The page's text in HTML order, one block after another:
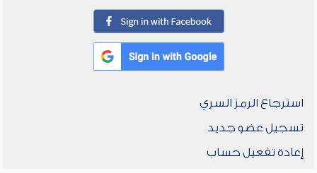
استرجاع الرمز السري
تسجيل عضو جديد
إعادة تفعيل حساب